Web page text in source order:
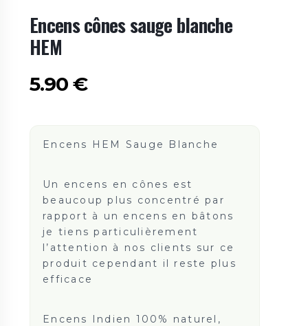
Encens cônes sauge blanche
HEM
5.90 €
Encens HEM Sauge Blanche
Un encens en cônes est
beaucoup plus concentré par
rapport à un encens en bâtons
je tiens particulièrement
l’attention à nos clients sur ce
produit cependant il reste plus
efficace
Encens Indien 100% naturel,